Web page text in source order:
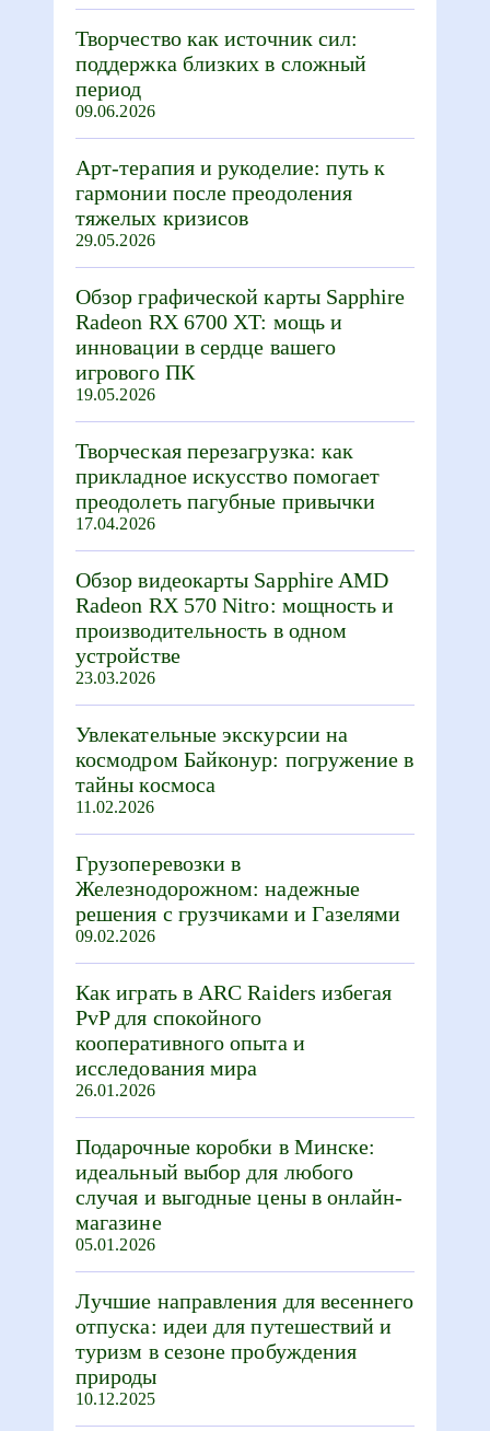
Творчество как источник сил:
поддержка близких в сложный
период
09.06.2026
Арт-терапия и рукоделие: путь к
гармонии после преодоления
тяжелых кризисов
29.05.2026
Обзор графической карты Sapphire
Radeon RX 6700 XT: мощь и
инновации в сердце вашего
игрового ПК
19.05.2026
Творческая перезагрузка: как
прикладное искусство помогает
преодолеть пагубные привычки
17.04.2026
Обзор видеокарты Sapphire AMD
Radeon RX 570 Nitro: мощность и
производительность в одном
устройстве
23.03.2026
Увлекательные экскурсии на
космодром Байконур: погружение в
тайны космоса
11.02.2026
Грузоперевозки в
Железнодорожном: надежные
решения с грузчиками и Газелями
09.02.2026
Как играть в ARC Raiders избегая
PvP для спокойного
кооперативного опыта и
исследования мира
26.01.2026
Подарочные коробки в Минске:
идеальный выбор для любого
случая и выгодные цены в онлайн-
магазине
05.01.2026
Лучшие направления для весеннего
отпуска: идеи для путешествий и
туризм в сезоне пробуждения
природы
10.12.2025